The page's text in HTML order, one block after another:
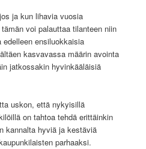
ja kun lihavia vuosia
voi palauttaa tilanteen niin
ensiluokkaisia
kasvavassa määrin avointa
jatkossakin hyvinkääläisiä
uskon, että nykyisillä
on tahtoa tehdä erittäinkin
kannalta hyviä ja kestäviä
parhaaksi.